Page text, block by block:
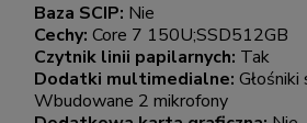
Baza SCIP: Nie
Cechy: Core 7 150U;SSD512GB
Czytnik linii papilarnych: Tak
Dodatki multimedialne:
Wbudowane 2 mikrofony